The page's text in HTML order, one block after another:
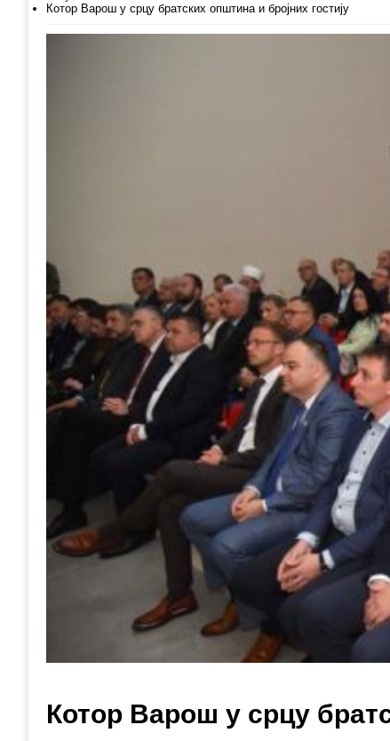
Котор Варош у срцу братских општина и бројних гостију
Котор Варош у срцу